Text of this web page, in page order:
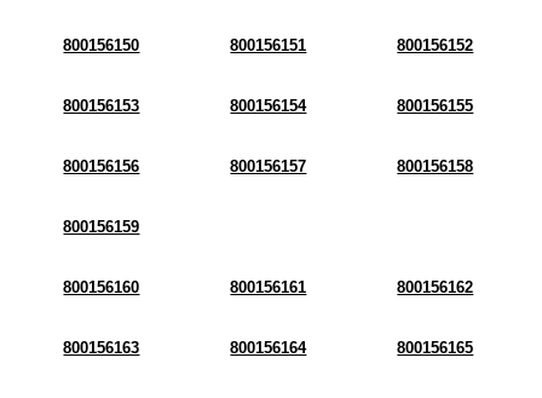
800156150 800156151 800156152
800156153 800156154 800156155
800156156 800156157 800156158
800156159
800156160 800156161 800156162
800156163 800156164 800156165